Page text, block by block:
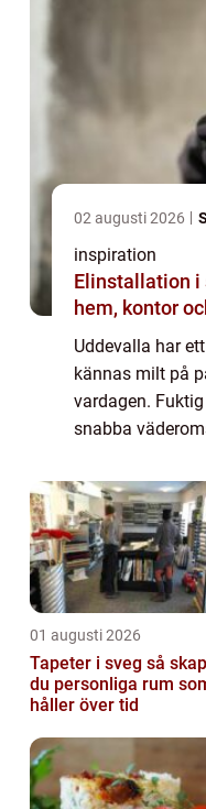
02 augusti 2026
inspiration
Elinstallation i
hem, kontor
Uddevalla har
kännas milt på
vardagen.
snabba
är driftsäkert
komme...
01 augusti 2026
Tapeter i sveg så skapar
du personliga rum
håller över tid